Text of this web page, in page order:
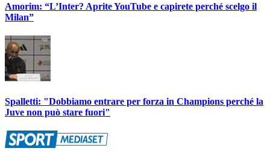
Amorim: “L’Inter? Aprite YouTube e capirete perché scelgo il
Milan”
Spalletti: "Dobbiamo entrare per forza in Champions perché la
Juve non può stare fuori"